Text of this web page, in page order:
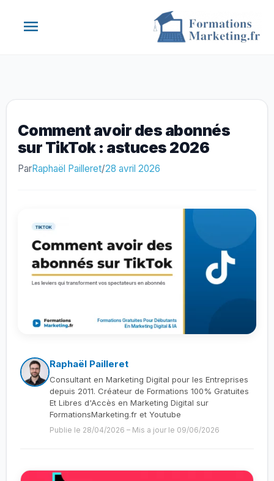
Menu
Comment avoir des abonnés
sur TikTok : astuces 2026
ParRaphaël Pailleret/28 avril 2026
Raphaël Pailleret
Consultant en Marketing Digital pour les Entreprises
depuis 2011. Créateur de Formations 100% Gratuites
Et Libres d'Accès en Marketing Digital sur
FormationsMarketing.fr et Youtube
Publie le 28/04/2026 – Mis a jour le 09/06/2026